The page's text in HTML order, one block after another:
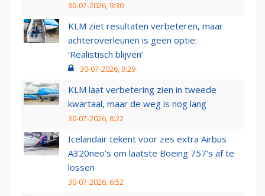
30-07-2026, 9:30
KLM ziet resultaten verbeteren, maar
achteroverleunen is geen optie:
‘Realistisch blijven’
30-07-2026, 9:29
KLM laat verbetering zien in tweede
kwartaal, maar de weg is nog lang
30-07-2026, 8:22
Icelandair tekent voor zes extra Airbus
A320neo's om laatste Boeing 757's af te
lossen
30-07-2026, 6:52